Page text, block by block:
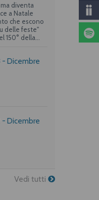
diventa
a Natale
che escono
delle feste"
150° della
Vivarelli)
- Dicembre
- Dicembre
Vedi tutti